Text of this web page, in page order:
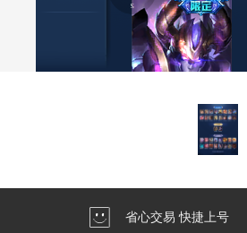
省心交易 快捷上号